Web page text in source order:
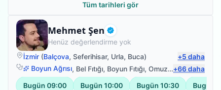
Tüm tarihleri gör
Mehmet Şen Doğrulanmış
Fizyoterapist
Henüz değerlendirme yok
İzmir (Balçova, Seferihisar, Urla, Buca) +5 daha
Boyun Ağrısı, Bel Fıtığı, Boyun Fıtığı, Omuz Bağ Yaralanması +66daha
Bugün 09:00 Bugün 10:00 Bugün 10:30 Bugün